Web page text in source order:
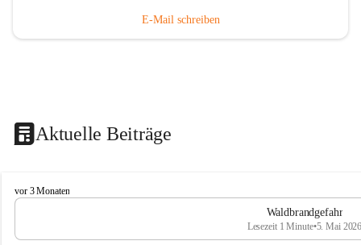
E-Mail schreiben
Aktuelle Beiträge
F
r
i
vor 3 Monaten
Waldbrandgefahr
Lesezeit 1 Minute•5. Mai